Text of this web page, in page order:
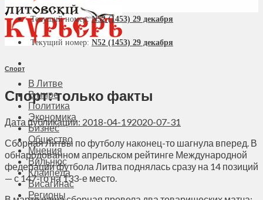
В Литве
В мире
Политика
Экономика
Бизнес
Общество
Мнения
Вильнюс
Клайпеда
Висагинас
Регионы
Текущий номер:N52 (1453) 29 декабря
Текущий номер: N52 (1453) 29 декабря
Спорт
Спорт: только факты
Дата публикации: 2018-04-192020-07-31
Сборная Литвы по футболу наконец-то шагнула вперед. В
обнародованном апрельском рейтинге Международной
федерации футбола Литва поднялась сразу на 14 позиций
— с 147-го на 133-е место.